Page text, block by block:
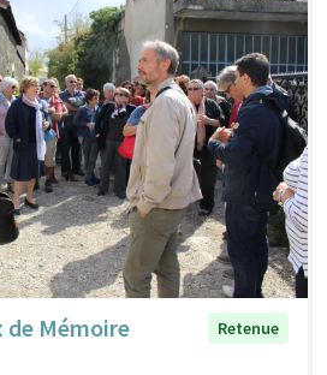
de Mémoire
Retenue